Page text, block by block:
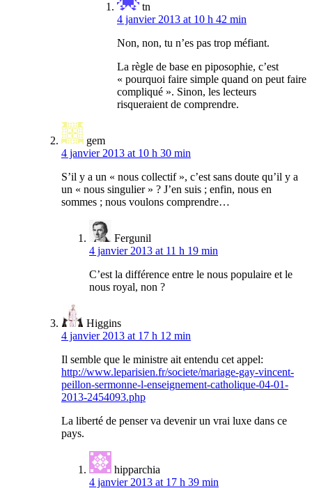
tn
4 janvier 2013 at 10 h 42 min
Non, non, tu n’es pas trop méfiant.
La règle de base en piposophie, c’est
« pourquoi faire simple quand on peut faire
compliqué ». Sinon, les lecteurs
risqueraient de comprendre.
gem
4 janvier 2013 at 10 h 30 min
S’il y a un « nous collectif », c’est sans doute qu’il y a
un « nous singulier » ? J’en suis ; enfin, nous en
sommes ; nous voulons comprendre…
Fergunil
4 janvier 2013 at 11 h 19 min
C’est la différence entre le nous populaire et le
nous royal, non ?
Higgins
4 janvier 2013 at 17 h 12 min
Il semble que le ministre ait entendu cet appel:
http://www.leparisien.fr/societe/mariage-gay-vincent-
peillon-sermonne-l-enseignement-catholique-04-01-
2013-2454093.php
La liberté de penser va devenir un vrai luxe dans ce
pays.
hipparchia
4 janvier 2013 at 17 h 39 min